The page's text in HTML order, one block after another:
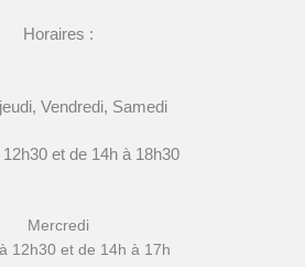
Horaires :
Vendredi, Samedi
et de 14h à 18h30
Mercredi
12h30 et de 14h à 17h